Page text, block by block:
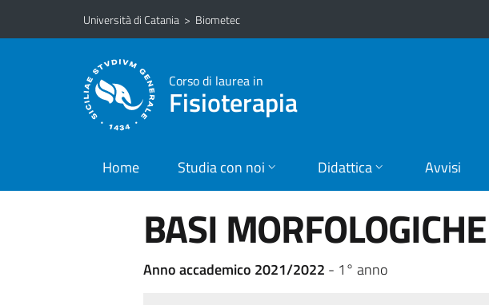
Vai al contenuto principale
Vai al menu di navigazione
Università di Catania > Biometec
Corso di laurea in
Fisioterapia
Home Studia con noi Didattica Avvisi
BASI
Anno accademico 2021/2022 - 1° anno